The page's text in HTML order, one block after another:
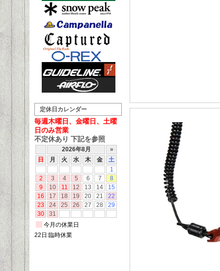
定休日カレンダー
毎週木曜日、金曜日、土曜
日のみ営業
不定休あり 下記を参照